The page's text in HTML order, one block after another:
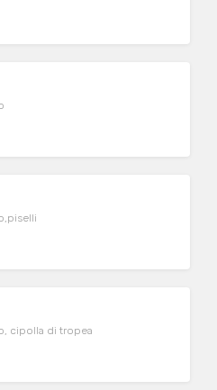
cipolla di tropea